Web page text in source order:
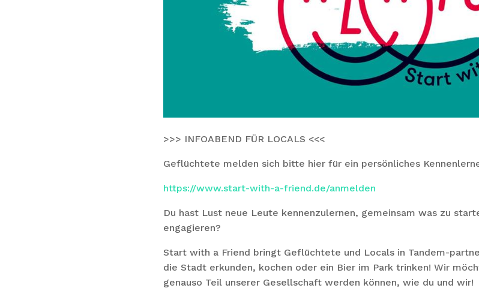
>>> INFOABEND FÜR LOCALS <<<
Geflüchtete melden sich bitte hier für ein persönliches
https://www.start-with-a-friend.de/anmelden
Du hast Lust neue Leute kennenzulernen, gemeinsam was zu
engagieren?
Start with a Friend bringt Geflüchtete und Locals in Tandem-
die Stadt erkunden, kochen oder ein Bier im Park trinken! Wir
genauso Teil unserer Gesellschaft werden können, wie du und wir!